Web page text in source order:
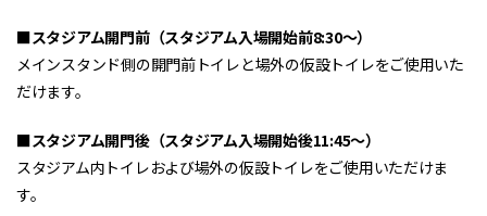
■スタジアム開門前（スタジアム入場開始前8:30～）
メインスタンド側の開門前トイレと場外の仮設トイレをご使用いた
だけます。
■スタジアム開門後（スタジアム入場開始後11:45～）
スタジアム内トイレおよび場外の仮設トイレをご使用いただけま
す。